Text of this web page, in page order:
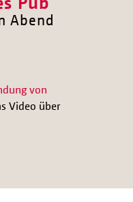
Abend
von
Video über